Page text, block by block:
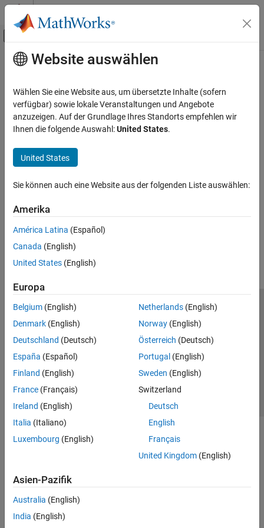
Weiter zum Inhalt
Umschaltung für Off-Canvas-
Startseite der Dokumentation
Kategorie
C2000 Microcontroller Blockset
Fuzzy Logic Toolbox
Motor Control Blockset
Predictive Maintenance Toolbox
Get Started with Predictive Maintenance
Toolbox
Applications
Manage System Data
Design Condition Indicators
Detect and Diagnose Faults
Predict Remaining Useful Life (RUL)
Algorithms
AI in Predictive Maintenance
Raspberry Pi Blockset
Reinforcement Learning Toolbox
Robust Control Toolbox
Simulink Control Design
Simulink Design Optimization
System Identification Toolbox
Hauptinhalt
How useful was this information?
Website auswählen
Wählen Sie eine Website aus, um übersetzte Inhalte (sofern
verfügbar) sowie lokale Veranstaltungen und Angebote
anzuzeigen. Auf der Grundlage Ihres Standorts empfehlen wir
Ihnen die folgende Auswahl:United States.
United States
Sie können auch eine Website aus der folgenden Liste auswählen:
Amerika
América Latina (Español)
Canada (English)
United States (English)
Europa
Belgium (English)
Denmark (English)
Deutschland (Deutsch)
España (Español)
Finland (English)
France (Français)
Ireland (English)
Italia (Italiano)
Luxembourg (English)
Netherlands(English)
Norway(English)
Österreich (Deutsch)
Portugal (English)
Sweden (English)
Switzerland
Deutsch
English
Français
United Kingdom(English)
Asien-Pazifik
Australia (English)
India (English)
Trust Center
Datenschutz-Richtlinien
Datendiebstahl verhindern
Status von Anwendungen
© 1994-2026 The MathWorks, Inc.
Website auswählen
Deutschland